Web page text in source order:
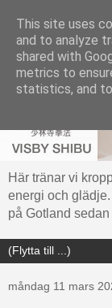
Här tränar vi
energi och
på Gotland sedan
måndag 11 mars
This site uses
and to analyze
shared with
metrics to
statistics, and